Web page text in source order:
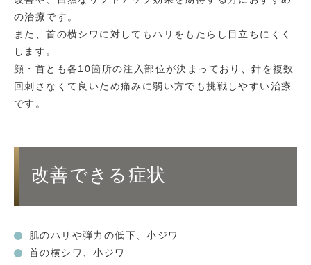
の治療です。
また、首の横シワに対してもハリをもたらし目立ちにくく
します。
顔・首とも各10箇所の注入部位が決まっており、針を複数
回刺さなくて良いため痛みに弱い方でも挑戦しやすい治療
です。
改善できる症状
肌のハリや弾力の低下、小ジワ
首の横シワ、小ジワ